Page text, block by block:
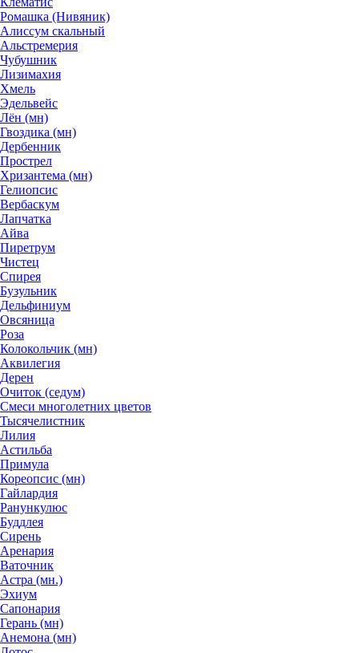
Ромашка (Нивяник)
Алиссум скальный
Альстремерия
Чубушник
Лизимахия
Хмель
Эдельвейс
Лён (мн)
Гвоздика (мн)
Дербенник
Прострел
Хризантема (мн)
Гелиопсис
Вербаскум
Лапчатка
Айва
Пиретрум
Чистец
Спирея
Бузульник
Дельфиниум
Овсяница
Роза
Колокольчик (мн)
Аквилегия
Дерен
Очиток (седум)
Смеси многолетних цветов
Тысячелистник
Лилия
Астильба
Примула
Кореопсис (мн)
Гайлардия
Ранункулюс
Буддлея
Сирень
Аренария
Ваточник
Астра (мн.)
Эхиум
Сапонария
Герань (мн)
Анемона (мн)